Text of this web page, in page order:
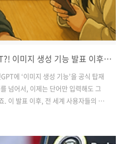
이젠 그림도 그리는 챗GPT?! 이미지 생성 기능 발표 이후 벌어진 놀라운 변화들!
에 ‘이미지 생성 기능’을 공식 탑재
넘어서, 이제는 단어만 입력해도 그
. 이 발표 이후, 전 세계 사용자들의 반
능을 중심으로 다양한 분야에서 큰 변
드립니다!”OpenAI가 발표한 이미